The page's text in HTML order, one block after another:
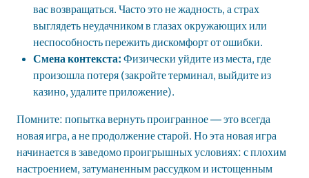
вас возвращаться. Часто это не жадность, а страх
выглядеть неудачником в глазах окружающих или
неспособность пережить дискомфорт от ошибки.
Смена контекста: Физически уйдите из места, где
произошла потеря (закройте терминал, выйдите из
казино, удалите приложение).
Помните: попытка вернуть проигранное — это всегда
новая игра, а не продолжение старой. Но эта новая игра
начинается в заведомо проигрышных условиях: с плохим
настроением, затуманенным рассудком и истощенным